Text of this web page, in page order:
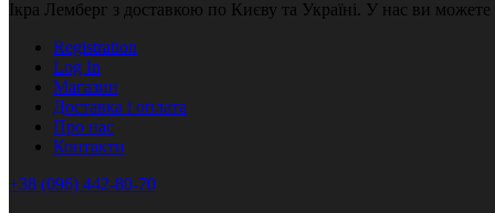
Ікра Лемберг з доставкою по Києву та Україні. У нас ви
Registration
Log In
Магазин
Доставка і оплата
Про нас
Контакти
+38 (096) 442-80-70